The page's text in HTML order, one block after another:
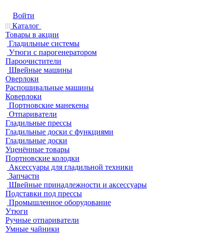
Войти
Каталог
Товары в акции
Гладильные системы
Утюги с парогенератором
Пароочистители
Швейные машины
Оверлоки
Распошивальные машины
Коверлоки
Портновские манекены
Отпариватели
Гладильные прессы
Гладильные доски с функциями
Гладильные доски
Уценённые товары
Портновские колодки
Аксессуары для гладильной техники
Запчасти
Швейные принадлежности и аксессуары
Подставки под прессы
Промышленное оборудование
Утюги
Ручные отпариватели
Умные чайники